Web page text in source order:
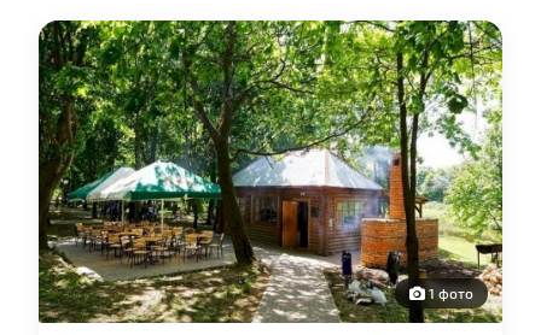
1 фото